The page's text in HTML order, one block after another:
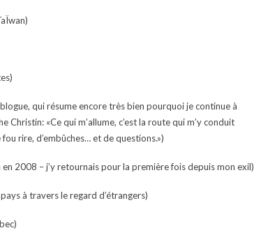
qui résume encore très bien pourquoi je continue à
«Ce qui m’allume, c’est la route qui m’y conduit
rire, d’embûches… et de questions.»)
2008 – j’y retournais pour la première fois depuis mon exil)
à travers le regard d’étrangers)